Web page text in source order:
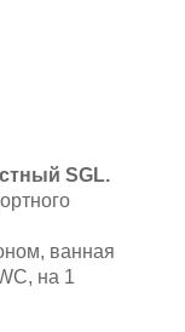
SGL.
ванная
на 1